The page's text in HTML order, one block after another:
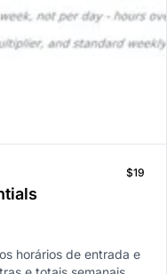
$19
horários de entrada e